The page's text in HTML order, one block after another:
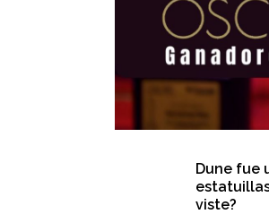
Dune fue
viste?